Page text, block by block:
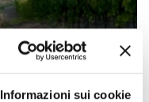
Informazioni sui cookie